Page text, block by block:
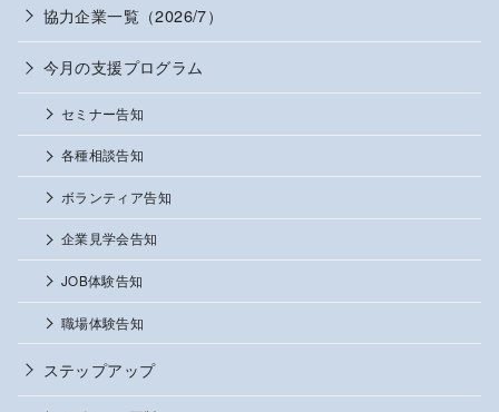
協力企業一覧（2026/7）
今月の支援プログラム
セミナー告知
各種相談告知
ボランティア告知
企業見学会告知
JOB体験告知
職場体験告知
ステップアップ